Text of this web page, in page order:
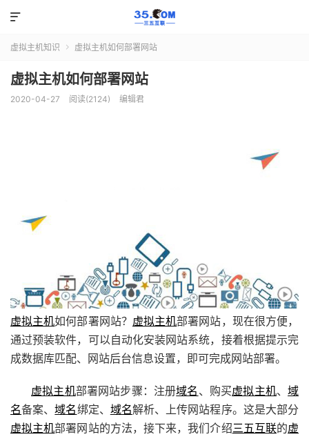

虚拟主机知识  虚拟主机如何部署网站
虚拟主机如何部署网站
2020-04-27 阅读(2124) 编辑君
虚拟主机如何部署网站？ 虚拟主机部署网站，现在很方便，
通过预装软件，可以自动化安装网站系统，接着根据提示完
成数据库匹配、网站后台信息设置，即可完成网站部署。
虚拟主机部署网站步骤：注册域名 、购买虚拟主机、域
名备案、域名绑定、 域名解析、上传网站程序。这是大部分
虚拟主机部署网站的方法，接下来，我们介绍三五互联的虚